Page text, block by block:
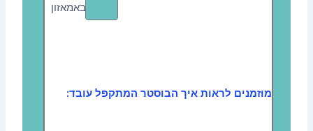
באמאזון
מוזמנים לראות איך הבוסטר המתקפל עובד: